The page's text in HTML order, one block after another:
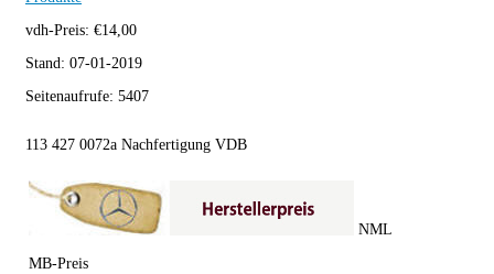
vdh-Preis: €14,00
Stand: 07-01-2019
Seitenaufrufe: 5407
113 427 0072a Nachfertigung VDB
MB-Preis
NML